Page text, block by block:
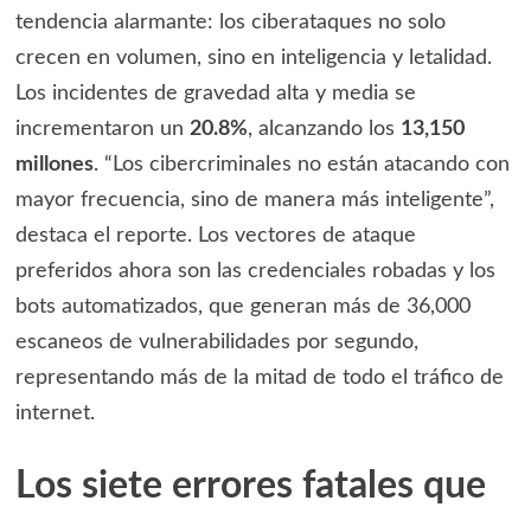
tendencia alarmante: los ciberataques no solo
crecen en volumen, sino en inteligencia y letalidad.
Los incidentes de gravedad alta y media se
incrementaron un 20.8%, alcanzando los 13,150
millones. “Los cibercriminales no están atacando con
mayor frecuencia, sino de manera más inteligente”,
destaca el reporte. Los vectores de ataque
preferidos ahora son las credenciales robadas y los
bots automatizados, que generan más de 36,000
escaneos de vulnerabilidades por segundo,
representando más de la mitad de todo el tráfico de
internet.
Los siete errores fatales que